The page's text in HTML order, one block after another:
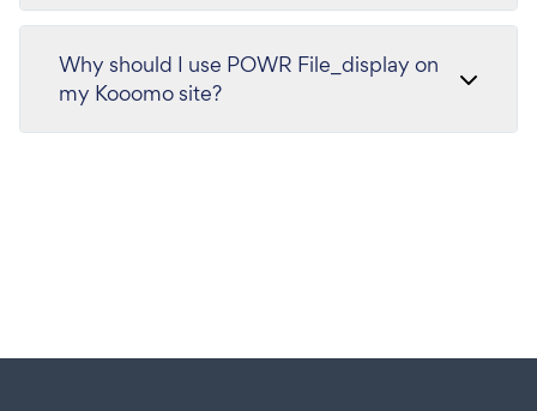
Why should I use POWR File_display on
my Kooomo site?